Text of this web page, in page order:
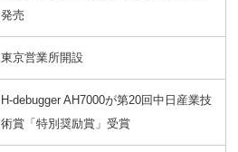
発売
東京営業所開設
H-debugger AH7000が第20回中日産業技
術賞「特別奨励賞」受賞